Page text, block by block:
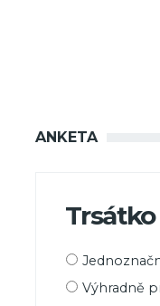
ANKETA
Možnosti
Výhradně